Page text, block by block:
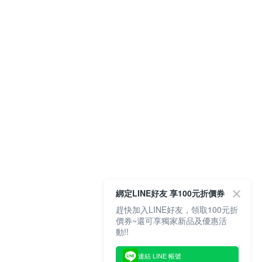
綁定LINE好友 享100元折價券
趕快加入LINE好友，領取100元折
價券~還可享獨家新品及優惠活
動!!
連結 LINE 帳號